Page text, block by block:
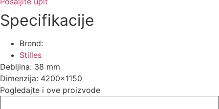
Specifikacije
Brend:
Stilles
Debljina: 38 mm
Dimenzija: 4200x1150
Pogledajte i ove proizvode